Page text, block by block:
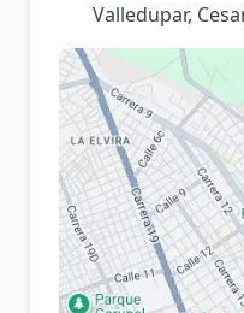
Valledupar,